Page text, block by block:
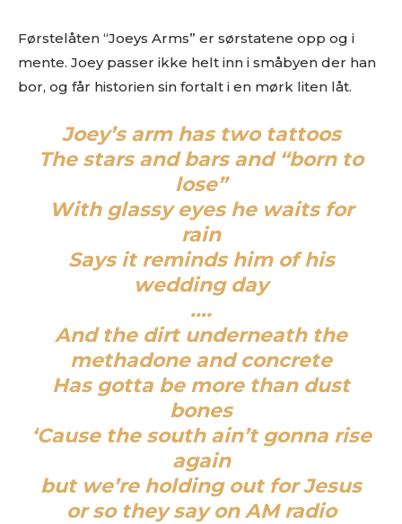
Førstelåten “Joeys Arms” er sørstatene opp og i
mente. Joey passer ikke helt inn i småbyen der han
bor, og får historien sin fortalt i en mørk liten låt.
Joey’s arm has two tattoos
The stars and bars and “born to
lose”
With glassy eyes he waits for
rain
Says it reminds him of his
wedding day
….
And the dirt underneath the
methadone and concrete
Has gotta be more than dust
bones
‘Cause the south ain’t gonna rise
again
but we’re holding out for Jesus
or so they say on AM radio